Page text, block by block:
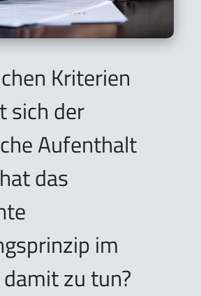
Kriterien
sich der
Aufenthalt
das
im
zu tun?